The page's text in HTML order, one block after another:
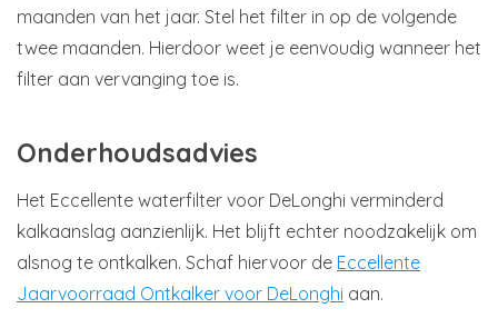
maanden van het jaar. Stel het filter in op de volgende
twee maanden. Hierdoor weet je eenvoudig wanneer het
filter aan vervanging toe is.
Onderhoudsadvies
Het Eccellente waterfilter voor DeLonghi verminderd
kalkaanslag aanzienlijk. Het blijft echter noodzakelijk om
alsnog te ontkalken. Schaf hiervoor de Eccellente
Jaarvoorraad Ontkalker voor DeLonghi aan.